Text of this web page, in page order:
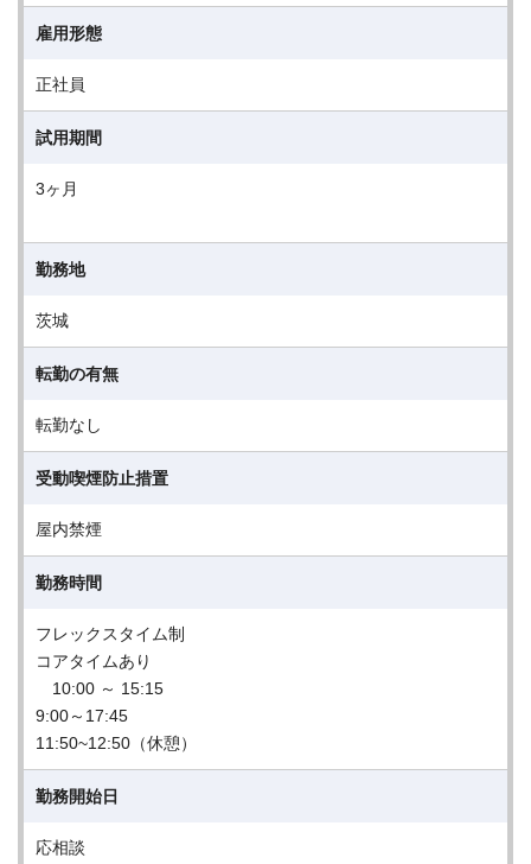
雇用形態
正社員
試用期間
3ヶ月
勤務地
茨城
転勤の有無
転勤なし
受動喫煙防止措置
屋内禁煙
勤務時間
フレックスタイム制
コアタイムあり
10:00 ～ 15:15
9:00～17:45
11:50~12:50（休憩）
勤務開始日
応相談